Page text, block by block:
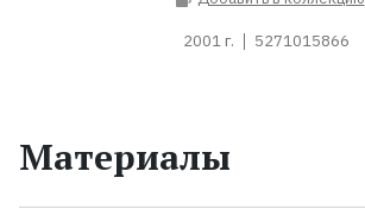
2001 г. 5271015866
Материалы